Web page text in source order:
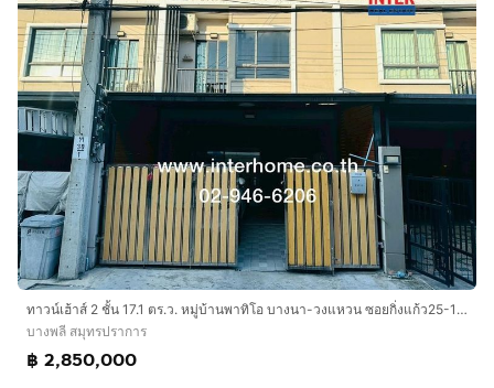
ทาวน์เฮ้าส์ 2 ชั้น 17.1 ตร.ว. หมู่บ้านพาทิโอ บางนา-วงแหวน ซอยกิ่งแก้ว25-1 ถนนกาญจนาภิเษก ถนนกิ่งแก้ว บางพลี สมุทรปราการ
บางพลี สมุทรปราการ
฿ 2,850,000